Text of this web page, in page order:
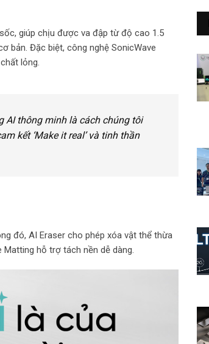
giúp chịu được va đập từ độ cao 1.5
bản. Đặc biệt, công nghệ SonicWave
lỏng.
AI thông minh là cách chúng tôi
kết ‘Make it real’ và tinh thần
đó, AI Eraser cho phép xóa vật thể thừa
Matting hỗ trợ tách nền dễ dàng.